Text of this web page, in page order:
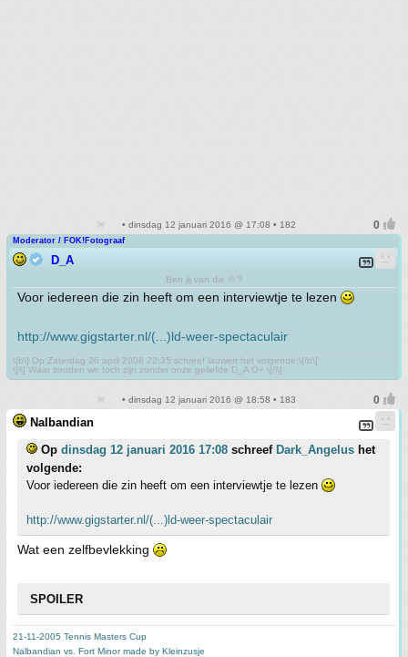
• dinsdag 12 januari 2016 @ 17:08 • 182
Moderator / FOK!Fotograaf
D_A
Ben jij van die © ?
Voor iedereen die zin heeft om een interviewtje te lezen
http://www.gigstarter.nl/(...)ld-weer-spectaculair
\[b\] Op Zaterdag 26 april 2008 22:35 schreef lauwert het volgende:\[/b\]
\[i\] Waar zouden we toch zijn zonder onze geliefde D_A O+ \[/i\]
• dinsdag 12 januari 2016 @ 18:58 • 183
Nalbandian
Op dinsdag 12 januari 2016 17:08 schreef Dark_Angelus het
volgende:
Voor iedereen die zin heeft om een interviewtje te lezen
http://www.gigstarter.nl/(...)ld-weer-spectaculair
Wat een zelfbevlekking
SPOILER
21-11-2005 Tennis Masters Cup
Nalbandian vs. Fort Minor made by Kleinzusje